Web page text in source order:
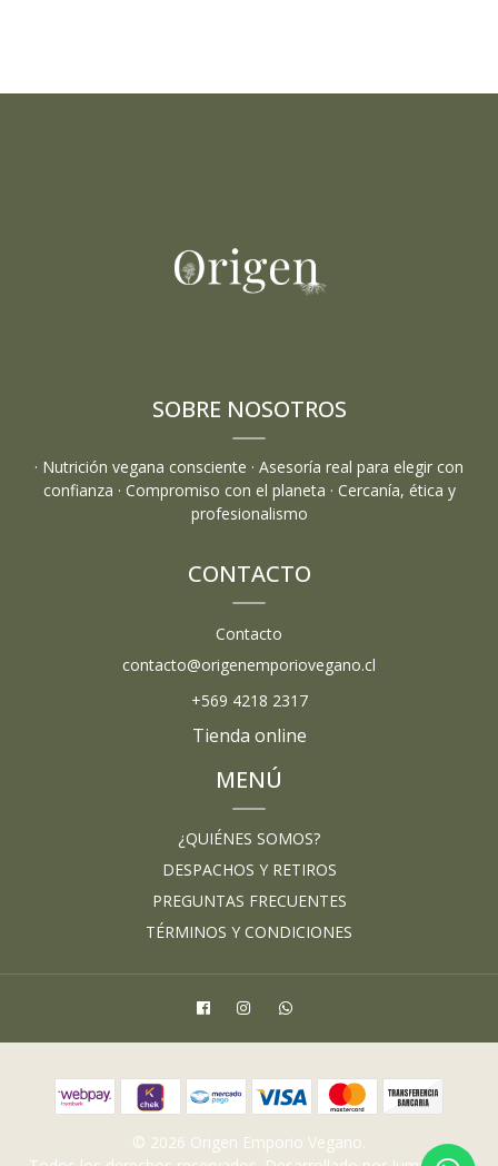
SOBRE NOSOTROS
· Nutrición vegana consciente · Asesoría real para elegir con
confianza · Compromiso con el planeta · Cercanía, ética y
profesionalismo
CONTACTO
Contacto
contacto@origenemporiovegano.cl
+569 4218 2317
Tienda online
MENÚ
¿QUIÉNES SOMOS?
DESPACHOS Y RETIROS
PREGUNTAS FRECUENTES
TÉRMINOS Y CONDICIONES
© 2026 Origen Emporio Vegano.